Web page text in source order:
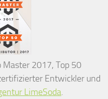
Master 2017, Top 50
Entwickler und
LimeSoda.